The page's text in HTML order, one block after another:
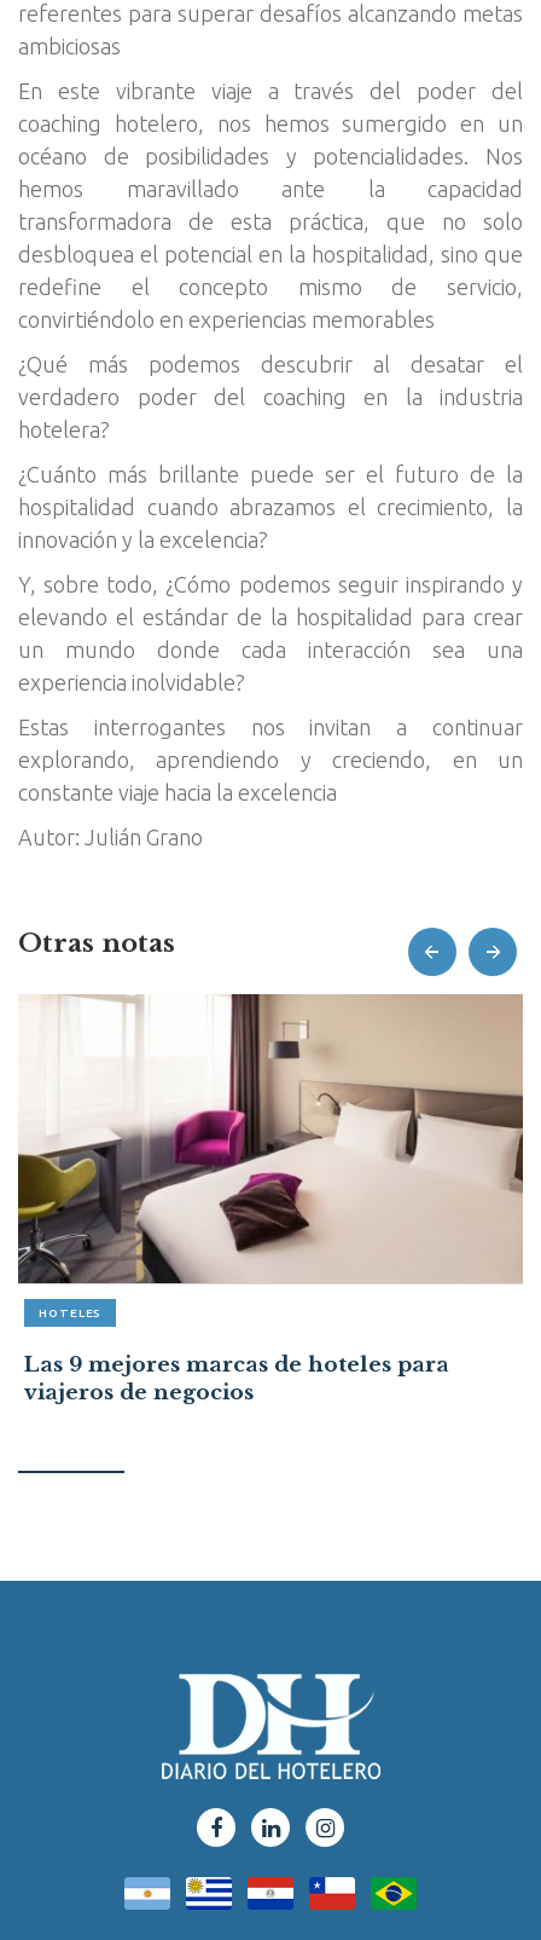
referentes para superar desafíos alcanzando metas
ambiciosas
En este vibrante viaje a través del poder del
coaching hotelero, nos hemos sumergido en un
océano de posibilidades y potencialidades. Nos
hemos maravillado ante la capacidad
transformadora de esta práctica, que no solo
desbloquea el potencial en la hospitalidad, sino que
redefine el concepto mismo de servicio,
convirtiéndolo en experiencias memorables
¿Qué más podemos descubrir al desatar el
verdadero poder del coaching en la industria
hotelera?
¿Cuánto más brillante puede ser el futuro de la
hospitalidad cuando abrazamos el crecimiento, la
innovación y la excelencia?
Y, sobre todo, ¿Cómo podemos seguir inspirando y
elevando el estándar de la hospitalidad para crear
un mundo donde cada interacción sea una
experiencia inolvidable?
Estas interrogantes nos invitan a continuar
explorando, aprendiendo y creciendo, en un
constante viaje hacia la excelencia
Autor: Julián Grano
Otras notas
HOTELES
Las 9 mejores marcas de hoteles para
viajeros de negocios
prev next